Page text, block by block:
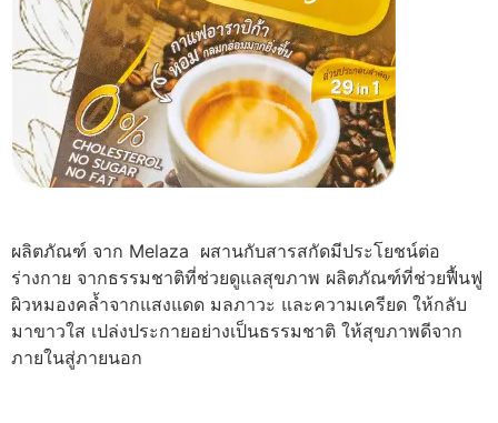
ผลิตภัณฑ์ จาก Melaza ผสานกับสารสกัดมีประโยชน์ต่อ
ร่างกาย จากธรรมชาติที่ช่วยดูแลสุขภาพ ผลิตภัณฑ์ที่ช่วยฟื้นฟู
ผิวหมองคล้ำจากแสงแดด มลภาวะ และความเครียด ให้กลับ
มาขาวใส เปล่งประกายอย่างเป็นธรรมชาติ ให้สุขภาพดีจาก
ภายในสู่ภายนอก